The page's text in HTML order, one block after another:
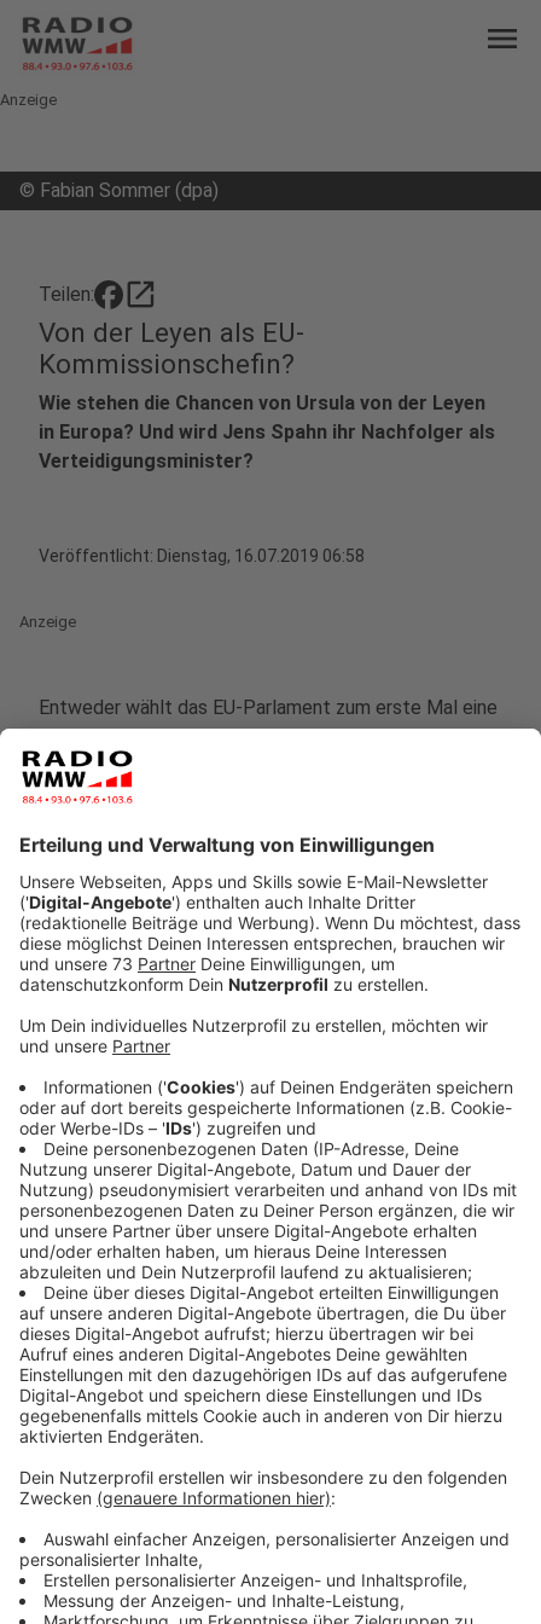
menu
Anzeige
© Fabian Sommer (dpa)
Teilen: open_in_new
Von der Leyen als EU-
Kommissionschefin?
Wie stehen die Chancen von Ursula von der Leyen
in Europa? Und wird Jens Spahn ihr Nachfolger als
Verteidigungsminister?
Veröffentlicht: Dienstag, 16.07.2019 06:58
Anzeige
Entweder wählt das EU-Parlament zum erste Mal eine
Frau als Spitze - das wäre dann Ursula von der Leyen
oder das Eu-Parlament stimmt erstmalig gegen einen
vorgeschlagenen Kandidaten.
Ab 9 Uhr stellt Von der Leyen heute in Brüssel ihre
Pläne für Europa vor und dann wird heute abend ab 18
Uhr abgestimmt. Ihren Posten als
Verteidigungsminitserin gibt sie, egal wie es ausgeht,
ab morgen ab.
Komissionspräsidentin ist von der Leyen ja nicht -
eingesetzt, die SPD hat sich allerdings schon
entschieden gemeinsam gegen die deutsche
Verteidigungsministerin zu stimmen.
Anzeige
Wie stehen ihre Chancen?
Anzeige
Wie stehen die Chancen von Urusla von der Leyen in
Europa denn wirklich? Eine Einschätzung dazu von
unserem RADIO WMW Politikexperten Klaus Schubert
von der Uni Münster.
Anzeige